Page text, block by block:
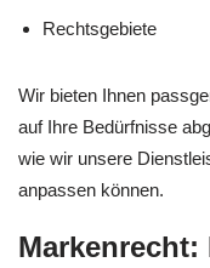
Rechtsgebiete
Wir bieten Ihnen
auf Ihre Bedürfnisse
wie wir unsere
anpassen können.